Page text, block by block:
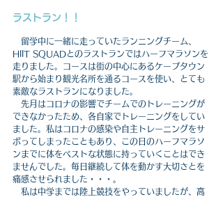
ラストラン！！
留学中に一緒に走っていたランニングチーム、
HIIT SQUADとのラストランではハーフマラソンを
走りました。コースは街の中心にあるケープタウン
駅から始まり観光名所を通るコースを使い、とても
素敵なラストランになりました。
先月はコロナの影響でチームでのトレーニングが
できなかったため、各自家でトレーニングをしてい
ました。私はコロナの感染や自主トレーニングをサ
ボってしまったこともあり、この日のハーフマラソ
ンまでに体をベストな状態に持っていくことはでき
ませんでした。毎日継続して体を動かす大切さとを
痛感させられました・・・。
私は中学までは陸上競技をやっていましたが、高